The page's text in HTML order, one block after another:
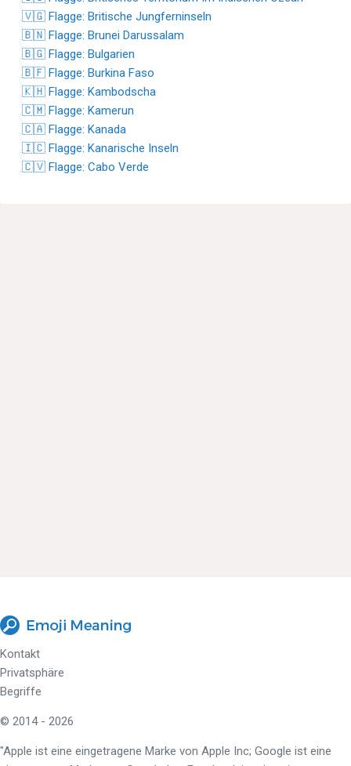
🇻🇬 Flagge: Britische Jungferninseln
🇧🇳 Flagge: Brunei Darussalam
🇧🇬 Flagge: Bulgarien
🇧🇫 Flagge: Burkina Faso
🇰🇭 Flagge: Kambodscha
🇨🇲 Flagge: Kamerun
🇨🇦 Flagge: Kanada
🇮🇨 Flagge: Kanarische Inseln
🇨🇻 Flagge: Cabo Verde
Kontakt
Privatsphäre
Begriffe
© 2014 - 2026
"Apple ist eine eingetragene Marke von Apple Inc; Google ist eine